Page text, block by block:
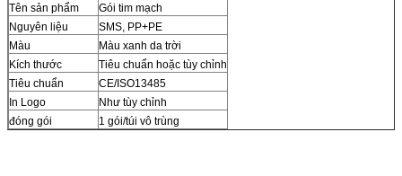
Tên sản phẩm
Gói tim mạch
Nguyên liệu
SMS, PP+PE
Màu
Màu xanh da trời
Kích thước
Tiêu chuẩn hoặc tùy chỉnh
Tiêu chuẩn
CE/ISO13485
In Logo
Như tùy chỉnh
đóng gói
1 gói/túi vô trùng